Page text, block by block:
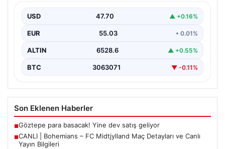
Ağustos 2026 tarihinde Dublin’deki Dalymount…
USD 47.70 ▲ +0.16%
EUR 55.03 • 0.01%
ALTIN 6528.6 ▲ +0.55%
BTC 3063071 ▼ -0.11%
Son Eklenen Haberler
■Göztepe para basacak! Yine dev satış geliyor
■CANLI | Bohemians – FC Midtjylland Maç Detayları ve Canlı
Yayın Bilgileri